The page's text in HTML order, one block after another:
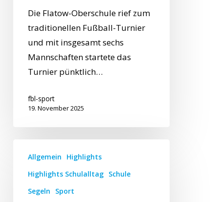
Die Flatow-Oberschule rief zum
traditionellen Fußball-Turnier
und mit insgesamt sechs
Mannschaften startete das
Turnier pünktlich…
fbl-sport
19. November 2025
Allgemein
Highlights
Highlights Schulalltag Schule
Segeln
Sport